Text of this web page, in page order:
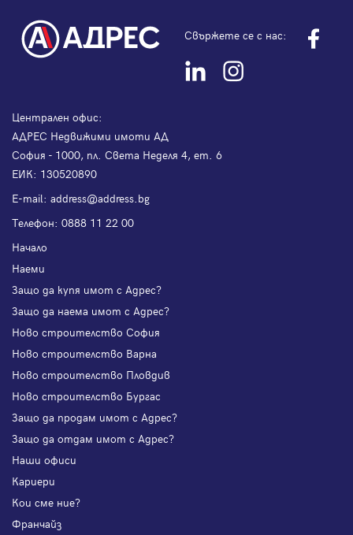
Свържете се с нас:
Централен офис:
АДРЕС Недвижими имоти АД
София - 1000, пл. Света Неделя 4, ет. 6
ЕИК: 130520890
Е-mail: address@address.bg
Телефон: 0888 11 22 00
Начало
Наеми
Защо да купя имот с Адрес?
Защо да наема имот с Адрес?
Ново строителство София
Ново строителство Варна
Ново строителство Пловдив
Ново строителство Бургас
Защо да продам имот с Адрес?
Защо да отдам имот с Адрес?
Наши офиси
Кариери
Кои сме ние?
Франчайз